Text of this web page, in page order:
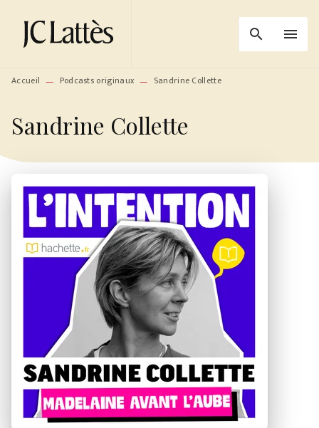
MENU RECHERCHE
PIED DE PAGE
search menu
Accueil — Podcasts originaux — Sandrine Collette
Sandrine Collette